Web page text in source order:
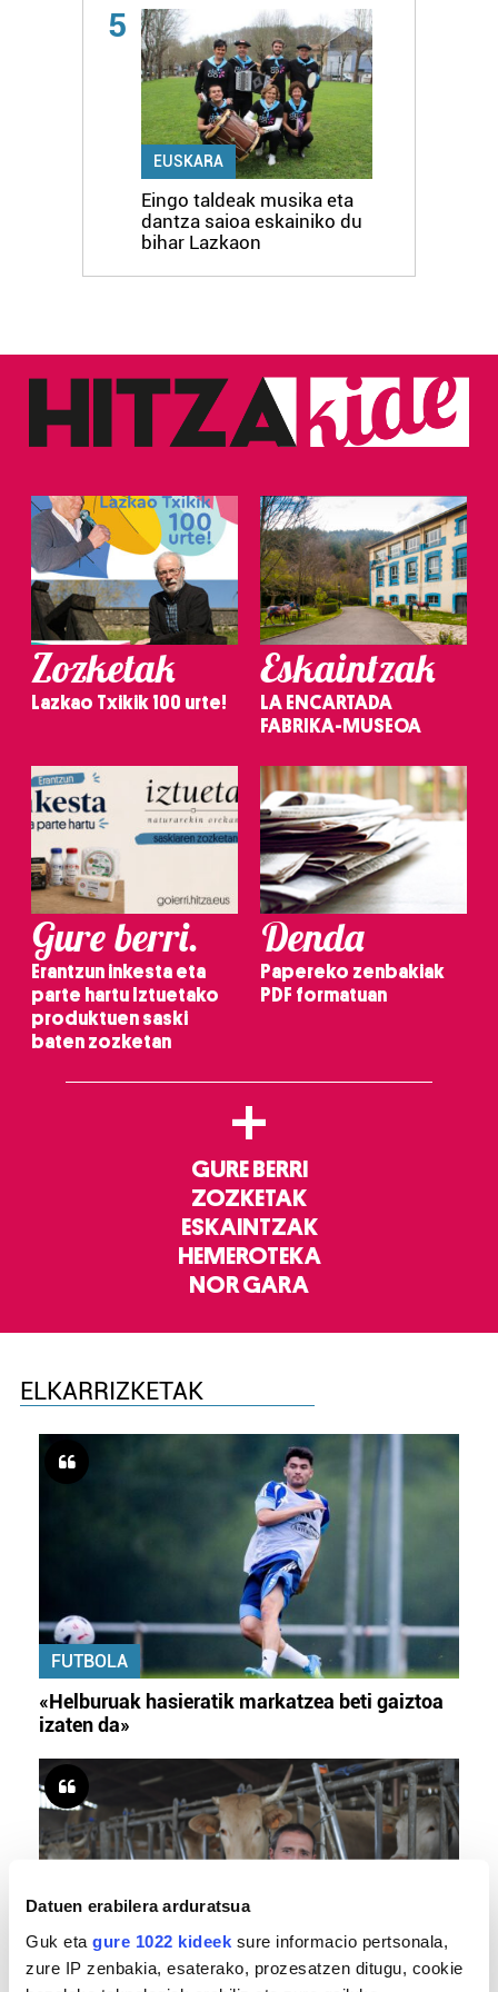
Datuen erabilera arduratsua
Guk eta gure 1022 kideek sure informacio pertsonala,
zure IP zenbakia, esaterako, prozesatzen ditugu, cookie
5
EUSKARA
Eingo taldeak musika eta
dantza saioa eskainiko du
bihar Lazkaon
Zozketak
Lazkao Txikik 100 urte!
Eskaintzak
LA ENCARTADA
FABRIKA-MUSEOA
Gure berri.
Erantzun inkesta eta
parte hartu Iztuetako
produktuen saski
baten zozketan
Denda
Papereko zenbakiak
PDF formatuan
+
GURE BERRI
ZOZKETAK
ESKAINTZAK
HEMEROTEKA
NOR GARA
ELKARRIZKETAK
FUTBOLA
«Helburuak hasieratik markatzea beti gaiztoa
izaten da»
BERO BOLADA